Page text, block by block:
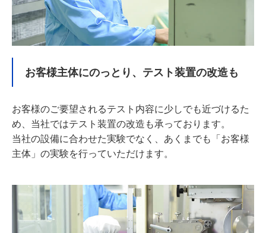
お客様主体にのっとり、テスト装置の改造も
お客様のご要望されるテスト内容に少しでも近づけるた
め、当社ではテスト装置の改造も承っております。
当社の設備に合わせた実験でなく、あくまでも「お客様
主体」の実験を行っていただけます。